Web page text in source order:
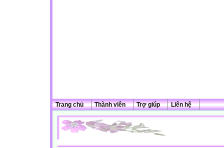
Trang chủ Thành viên Trợ giúp Liên hệ